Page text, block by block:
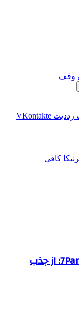
وقف
‫رددیت ‫VKontakte
کافی
خدمات شبکه‌های اجتماعی 7Panel؛ از جذب